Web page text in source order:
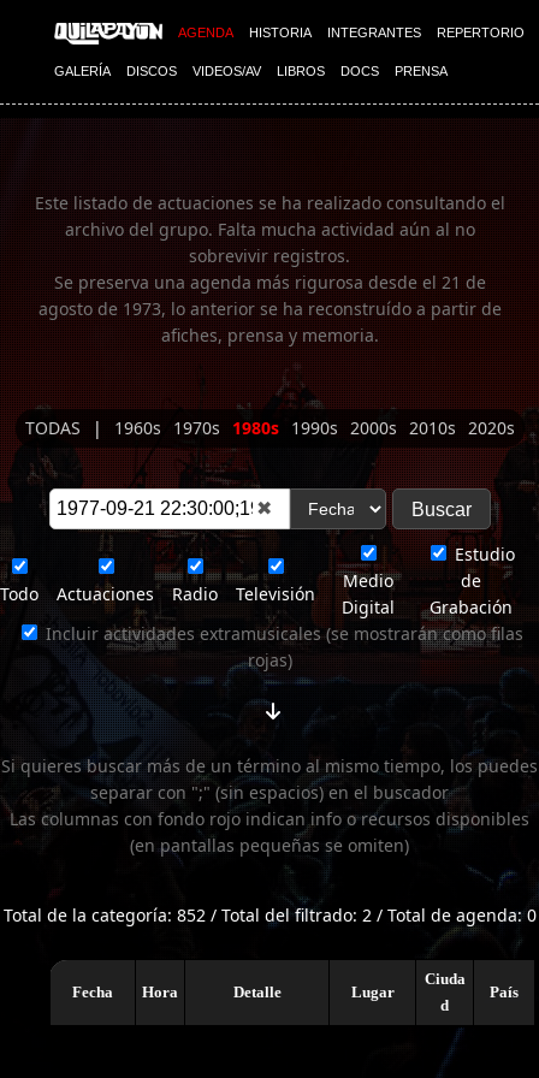
AGENDA HISTORIA INTEGRANTES REPERTORIO
GALERÍA DISCOS VIDEOS/AV LIBROS DOCS PRENSA
Imagen 01
Este listado de actuaciones se ha realizado consultando el
archivo del grupo. Falta mucha actividad aún al no
sobrevivir registros.
Se preserva una agenda más rigurosa desde el 21 de
agosto de 1973, lo anterior se ha reconstruído a partir de
afiches, prensa y memoria.
TODAS | 1960s 1970s 1980s 1990s 2000s 2010s 2020s
✖
Todo Actuaciones Radio Televisión
Medio
Digital
Estudio
de
Grabación
Incluir actividades extramusicales (se mostrarán como filas
rojas)
Si quieres buscar más de un término al mismo tiempo, los puedes
separar con ";" (sin espacios) en el buscador
Las columnas con fondo rojo indican info o recursos disponibles
(en pantallas pequeñas se omiten)
Total de la categoría: 852 / Total del filtrado: 2 / Total de agenda: 0
Fecha Hora Detalle Lugar
Ciuda
d
País